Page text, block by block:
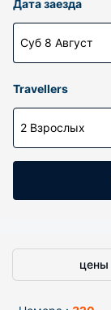
Дата заезда
Суб 8 Август
Travellers
2 Взрослых
цены